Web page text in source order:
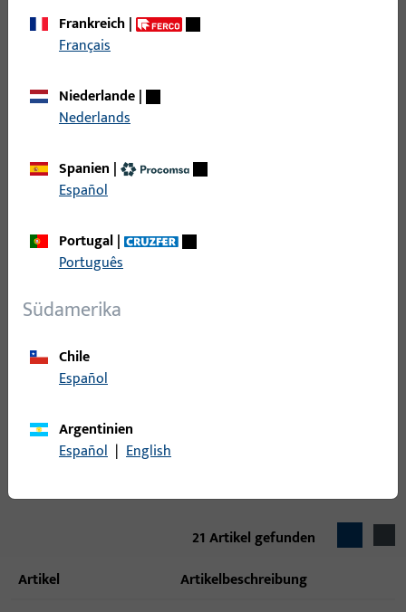
Einsatzbereich
Spezifischer Einsatzbereich
Basisfarbe
Filter fürFalle
Dornmaß
21 Artikel gefunden
Artikel
Artikelbeschreibung
Frankreich|
Français
Niederlande|
Nederlands
Spanien |
Español
Portugal|
Português
Südamerika
Chile
Español
Argentinien
Español | English